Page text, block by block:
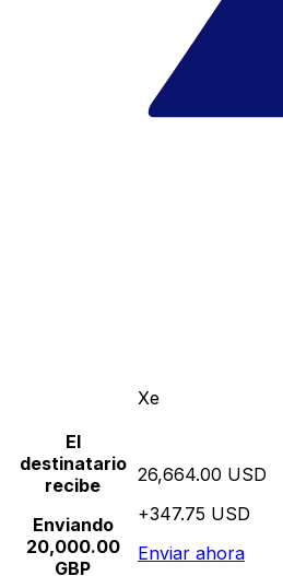
Xe
El
destinatario
recibe
Enviando
20,000.00
GBP
26,664.00 USD
+347.75 USD
Enviar ahora